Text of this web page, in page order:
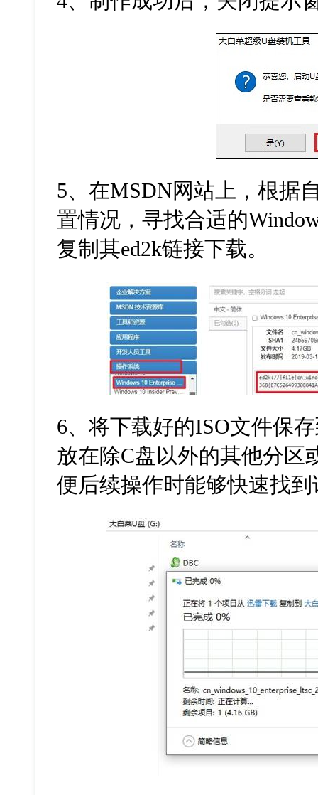
5、在MSDN网站上，根据
置情况，寻找合适的
复制其ed2k链接下载。
6、将下载好的ISO文件保
放在除C盘以外的其他分区
便后续操作时能够快速找